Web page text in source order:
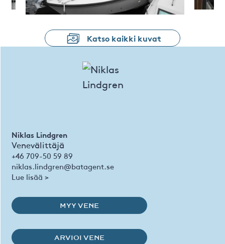
Katso kaikki kuvat
Niklas Lindgren
Venevälittäjä
+46 709-50 59 89
niklas.lindgren@batagent.se
Lue lisää >
MYY VENE
ARVIOI VENE